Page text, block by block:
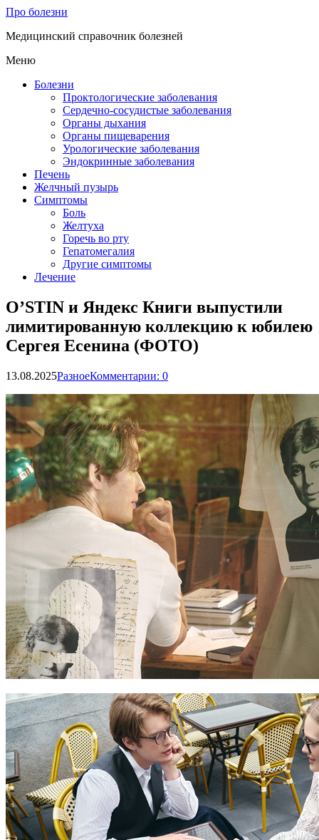
Про болезни
Медицинский справочник болезней
Меню
Болезни
Проктологические заболевания
Сердечно-сосудистые заболевания
Органы дыхания
Органы пищеварения
Урологические заболевания
Эндокринные заболевания
Печень
Желчный пузырь
Симптомы
Боль
Желтуха
Горечь во рту
Гепатомегалия
Другие симптомы
Лечение
O’STIN и Яндекс Книги выпустили
лимитированную коллекцию к юбилею
Сергея Есенина (ФОТО)
13.08.2025РазноеКомментарии: 0